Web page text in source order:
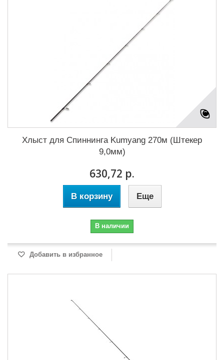
Хлыст для Cпиннинга Kumyang 270м (Штекер
9,0мм)
630,72 р.
В корзину Еще
В наличии
Добавить в избранное